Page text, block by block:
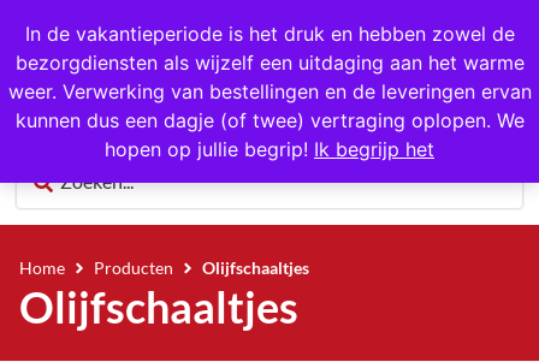
In de vakantieperiode is het druk en hebben zowel de
bezorgdiensten als wijzelf een uitdaging aan het warme
weer. Verwerking van bestellingen en de leveringen ervan
kunnen dus een dagje (of twee) vertraging oplopen. We
hopen op jullie begrip! Ik begrijp het
0
Home Producten Olijfschaaltjes
Olijfschaaltjes